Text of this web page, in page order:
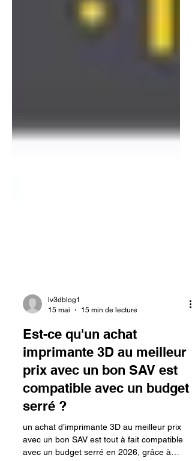
15 mai
15 min de lecture
Est-ce qu'un achat
imprimante 3D au meilleur
prix avec un bon SAV est
compatible avec un budget
serré ?
un achat d’imprimante 3D au meilleur prix